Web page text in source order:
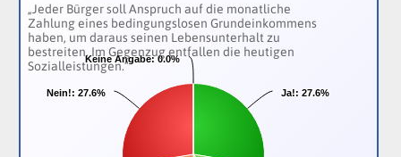
Ja!: 27.6%
Ja!: 27.6%
Nein!: 27.6%
Nein!: 27.6%
Keine Angabe:0.0%
Keine Angabe:0.0%
„Jeder Bürger soll Anspruch auf die monatliche
Zahlung eines bedingungslosen Grundeinkommens
haben, um daraus seinen Lebensunterhalt zu
bestreiten. Im Gegenzug entfallen die heutigen
Sozialleistungen.“